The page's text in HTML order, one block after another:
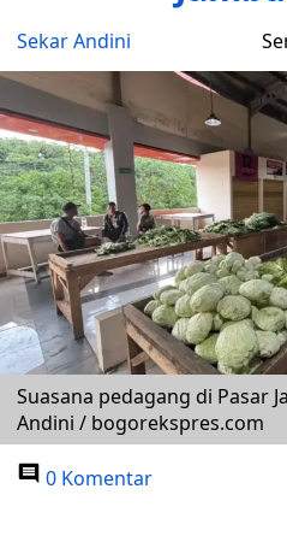
Sekar Andini
Suasana pedagang di Pasar
Andini / bogorekspres.com
0 Komentar